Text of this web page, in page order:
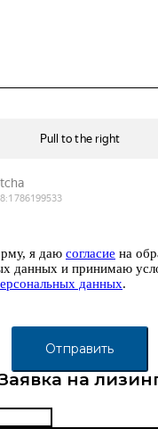
я даю согласие на
данных и принимаю
данных.
на